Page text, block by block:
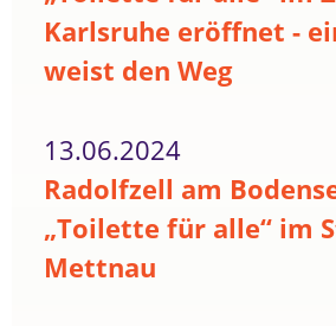
Karlsruhe eröffnet -
weist den Weg
13.06.2024
Radolfzell am
„Toilette für alle“ im
Mettnau